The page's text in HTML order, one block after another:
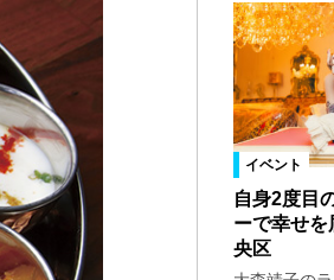
イベント
自身2度目
ーで幸せを
央区